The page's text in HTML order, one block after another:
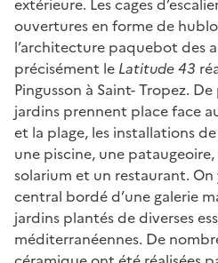
ouvertures en forme de
l’architecture paquebot des
précisément le Latitude 43
Pingusson à Saint- Tropez.
jardins prennent place face
et la plage, les installations
une piscine, une
solarium et un restaurant.
central bordé d’une galerie
jardins plantés de diverses
méditerranéennes. De